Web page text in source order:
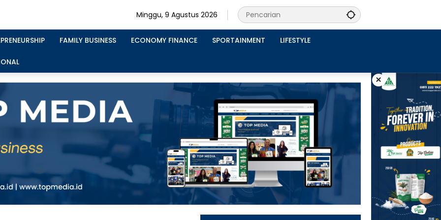
Minggu, 9 Agustus 2026
FAMILY BUSINESS ECONOMY FINANCE SPORTAINMENT LIFESTYLE
×